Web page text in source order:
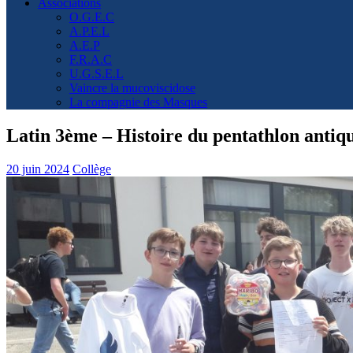
Associations
O.G.E.C
A.P.E.L
A.E.P
F.R.A.C
U.G.S.E.L
Vaincre la mucoviscidose
La compagnie des Masques
Latin 3ème – Histoire du pentathlon
20 juin 2024 Collège